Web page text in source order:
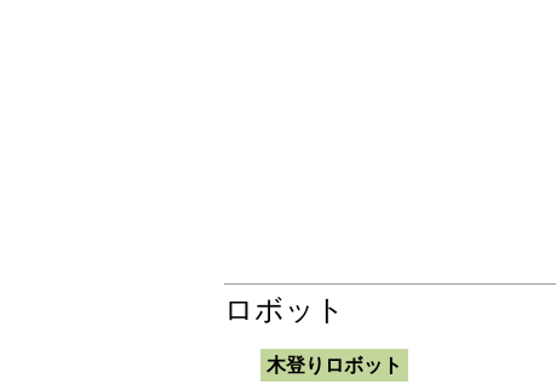
ロボット
木登りロボット